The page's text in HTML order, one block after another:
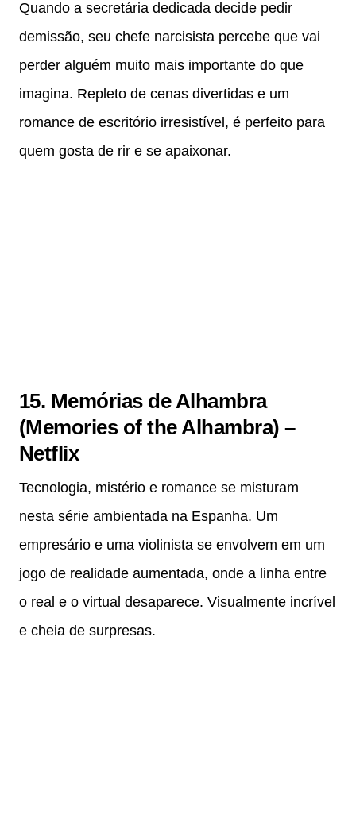
Quando a secretária dedicada decide pedir
demissão, seu chefe narcisista percebe que vai
perder alguém muito mais importante do que
imagina. Repleto de cenas divertidas e um
romance de escritório irresistível, é perfeito para
quem gosta de rir e se apaixonar.
15. Memórias de Alhambra
(Memories of the Alhambra) –
Netflix
Tecnologia, mistério e romance se misturam
nesta série ambientada na Espanha. Um
empresário e uma violinista se envolvem em um
jogo de realidade aumentada, onde a linha entre
o real e o virtual desaparece. Visualmente incrível
e cheia de surpresas.